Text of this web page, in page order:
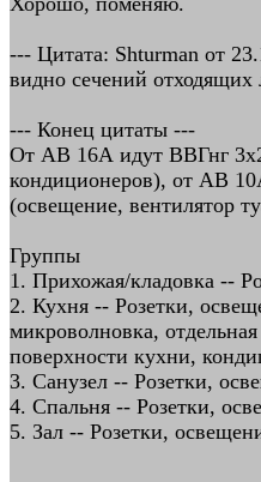
--- Цитата: Shturman от
видно сечений
--- Конец цитаты ---
От АВ 16А идут ВВГнг
кондиционеров), от АВ
(освещение, вентилятор
Группы
1. Прихожая/кладовка --
2. Кухня -- Розетки,
микроволновка,
поверхности кухни,
3. Санузел -- Розетки,
4. Спальня -- Розетки,
5. Зал -- Розетки,